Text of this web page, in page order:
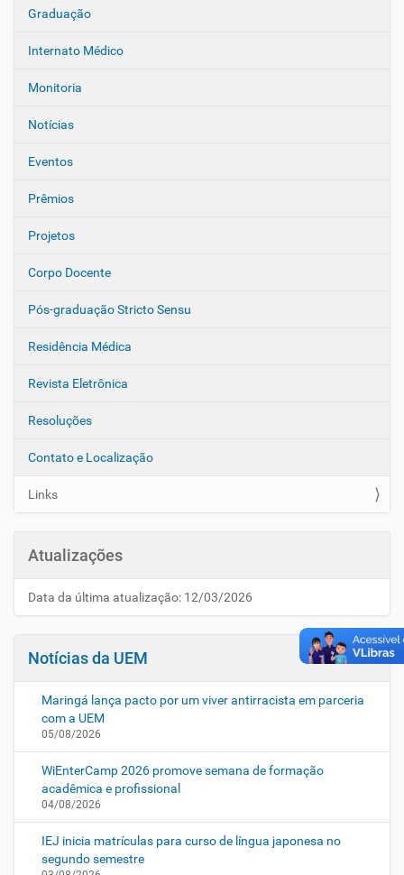
a
ç
o
Graduação
Internato Médico
Monitoria
Notícias
Eventos
Prêmios
Projetos
Corpo Docente
Pós-graduação Stricto Sensu
Residência Médica
Revista Eletrônica
Resoluções
Contato e Localização
Links
Atualizações
Data da última atualização: 12/03/2026
Notícias da UEM
Maringá lança pacto por um viver antirracista em parceria
com a UEM
05/08/2026
WiEnterCamp 2026 promove semana de formação
acadêmica e profissional
04/08/2026
IEJ inicia matrículas para curso de língua japonesa no
segundo semestre